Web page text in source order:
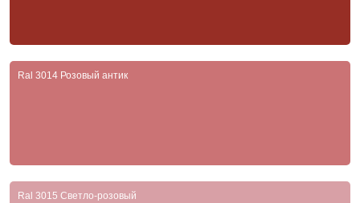
Ral 3014 Розовый антик
Ral 3015 Светло-розовый